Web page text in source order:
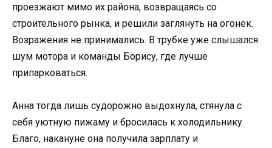
проезжают мимо их района, возвращаясь со
строительного рынка, и решили заглянуть на огонек.
Возражения не принимались. В трубке уже слышался
шум мотора и команды Борису, где лучше
припарковаться.
Анна тогда лишь судорожно выдохнула, стянула с
себя уютную пижаму и бросилась к холодильнику.
Благо, накануне она получила зарплату и